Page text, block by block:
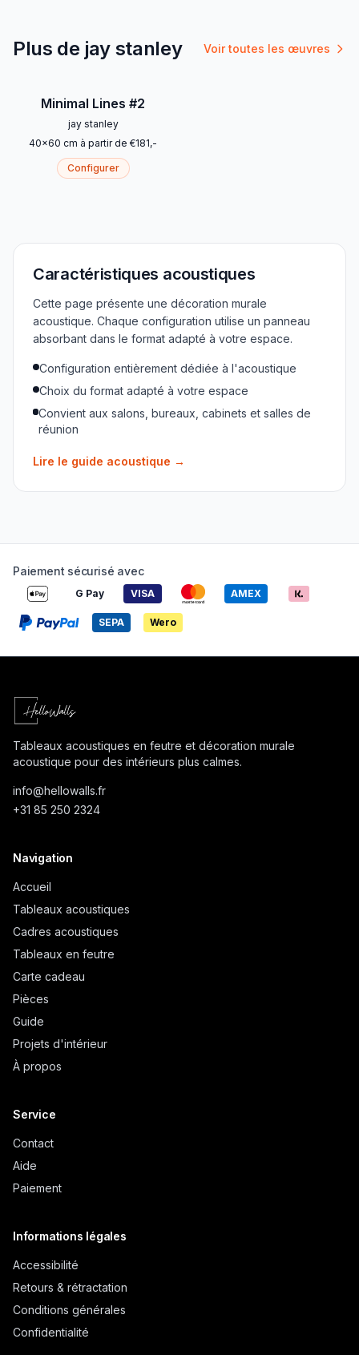
Plus de jay stanley Voir toutes les œuvres
Minimal Lines #2
jay stanley
40x60 cm à partir de €181,-
Configurer
Caractéristiques acoustiques
Cette page présente une décoration murale
acoustique. Chaque configuration utilise un panneau
absorbant dans le format adapté à votre espace.
Configuration entièrement dédiée à l'acoustique
Choix du format adapté à votre espace
Convient aux salons, bureaux, cabinets et salles de
réunion
Lire le guide acoustique →
Paiement sécurisé avec
G Pay VISA AMEX
SEPA Wero
Tableaux acoustiques en feutre et décoration murale
acoustique pour des intérieurs plus calmes.
info@hellowalls.fr
+31 85 250 2324
Navigation
Accueil
Tableaux acoustiques
Cadres acoustiques
Tableaux en feutre
Carte cadeau
Pièces
Guide
Projets d'intérieur
À propos
Service
Contact
Aide
Paiement
Informations légales
Accessibilité
Retours & rétractation
Conditions générales
Confidentialité